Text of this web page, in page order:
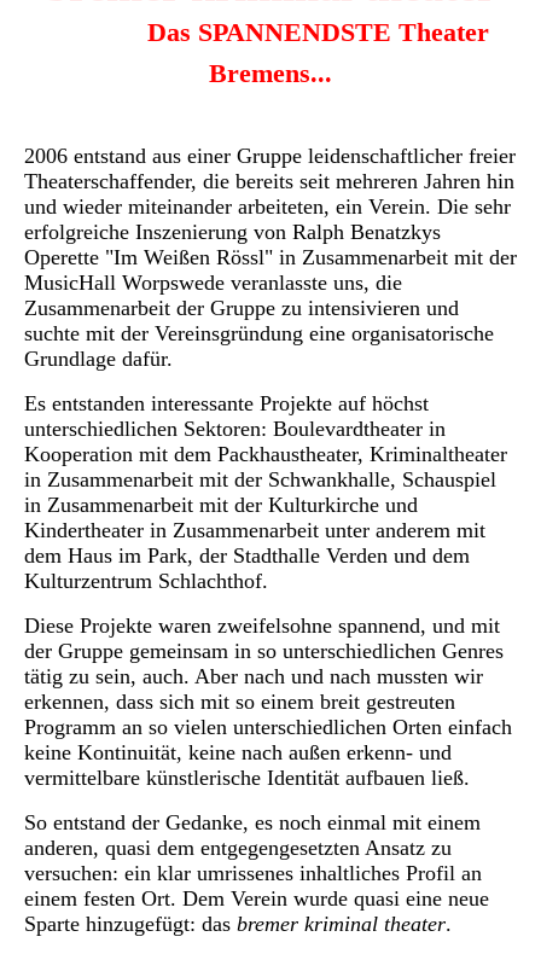
Das SPANNENDSTE Theater
Bremens...
2006 entstand aus einer Gruppe leidenschaftlicher freier
Theaterschaffender, die bereits seit mehreren Jahren hin
und wieder miteinander arbeiteten, ein Verein. Die sehr
erfolgreiche Inszenierung von Ralph Benatzkys
Operette "Im Weißen Rössl" in Zusammenarbeit mit der
MusicHall Worpswede veranlasste uns, die
Zusammenarbeit der Gruppe zu intensivieren und
suchte mit der Vereinsgründung eine organisatorische
Grundlage dafür.
Es entstanden interessante Projekte auf höchst
unterschiedlichen Sektoren: Boulevardtheater in
Kooperation mit dem Packhaustheater, Kriminaltheater
in Zusammenarbeit mit der Schwankhalle, Schauspiel
in Zusammenarbeit mit der Kulturkirche und
Kindertheater in Zusammenarbeit unter anderem mit
dem Haus im Park, der Stadthalle Verden und dem
Kulturzentrum Schlachthof.
Diese Projekte waren zweifelsohne spannend, und mit
der Gruppe gemeinsam in so unterschiedlichen Genres
tätig zu sein, auch. Aber nach und nach mussten wir
erkennen, dass sich mit so einem breit gestreuten
Programm an so vielen unterschiedlichen Orten einfach
keine Kontinuität, keine nach außen erkenn- und
vermittelbare künstlerische Identität aufbauen ließ.
So entstand der Gedanke, es noch einmal mit einem
anderen, quasi dem entgegengesetzten Ansatz zu
versuchen: ein klar umrissenes inhaltliches Profil an
einem festen Ort. Dem Verein wurde quasi eine neue
Sparte hinzugefügt: das bremer kriminal theater.